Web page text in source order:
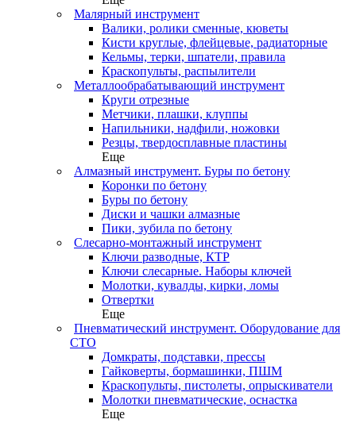
Малярный инструмент
Валики, ролики сменные, кюветы
Кисти круглые, флейцевые, радиаторные
Кельмы, терки, шпатели, правила
Краскопульты, распылители
Металлообрабатывающий инструмент
Круги отрезные
Метчики, плашки, клуппы
Напильники, надфили, ножовки
Резцы, твердосплавные пластины
Еще
Алмазный инструмент. Буры по бетону
Коронки по бетону
Буры по бетону
Диски и чашки алмазные
Пики, зубила по бетону
Слесарно-монтажный инструмент
Ключи разводные, КТР
Ключи слесарные. Наборы ключей
Молотки, кувалды, кирки, ломы
Отвертки
Еще
Пневматический инструмент. Оборудование для
СТО
Домкраты, подставки, прессы
Гайковерты, бормашинки, ПШМ
Краскопульты, пистолеты, опрыскиватели
Молотки пневматические, оснастка
Еще